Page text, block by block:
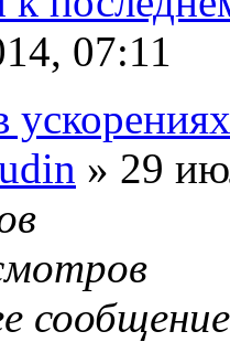
07:11
» 29